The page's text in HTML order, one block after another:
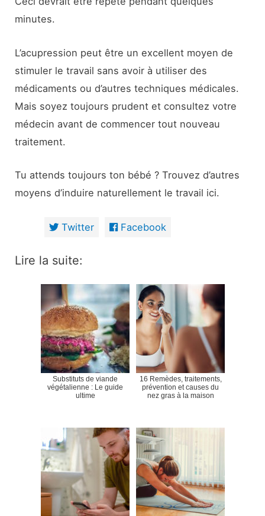
minutes.
L’acupression peut être un excellent moyen de
stimuler le travail sans avoir à utiliser des
médicaments ou d’autres techniques médicales.
Mais soyez toujours prudent et consultez votre
médecin avant de commencer tout nouveau
traitement.
Tu attends toujours ton bébé ? Trouvez d’autres
moyens d’induire naturellement le travail ici.
Twitter Facebook
Lire la suite:
Substituts de viande
végétalienne : Le guide
ultime
16 Remèdes, traitements,
prévention et causes du
nez gras à la maison